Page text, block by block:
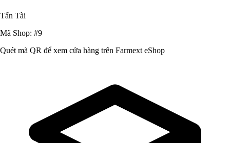
Tấn Tài
Mã Shop: #9
Quét mã QR để xem cửa hàng trên Farmext eShop